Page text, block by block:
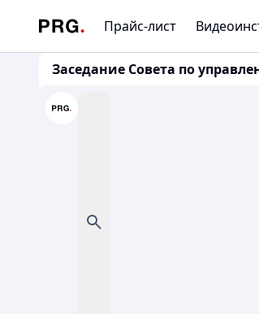
Прайс-лист
Заседание Совета по